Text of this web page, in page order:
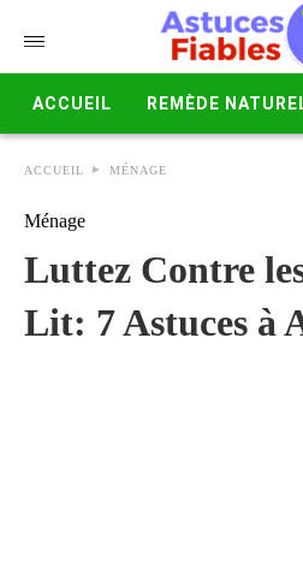
ACCUEIL REMÈDE
ACCUEIL MÉNAGE
Ménage
Luttez Contre
Lit: 7 Astuces à